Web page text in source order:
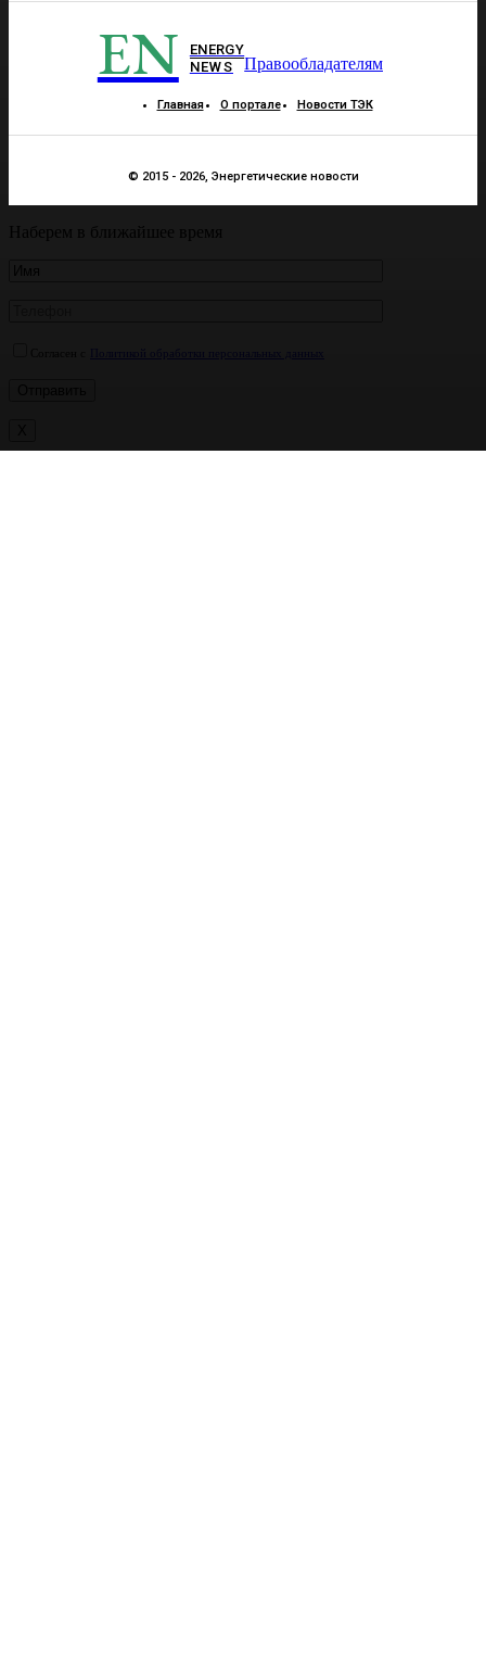
EN
ENERGY
NEWS
Правообладателям
Главная О портале Новости ТЭК
© 2015 - 2026, Энергетические новости
Наберем в ближайшее время